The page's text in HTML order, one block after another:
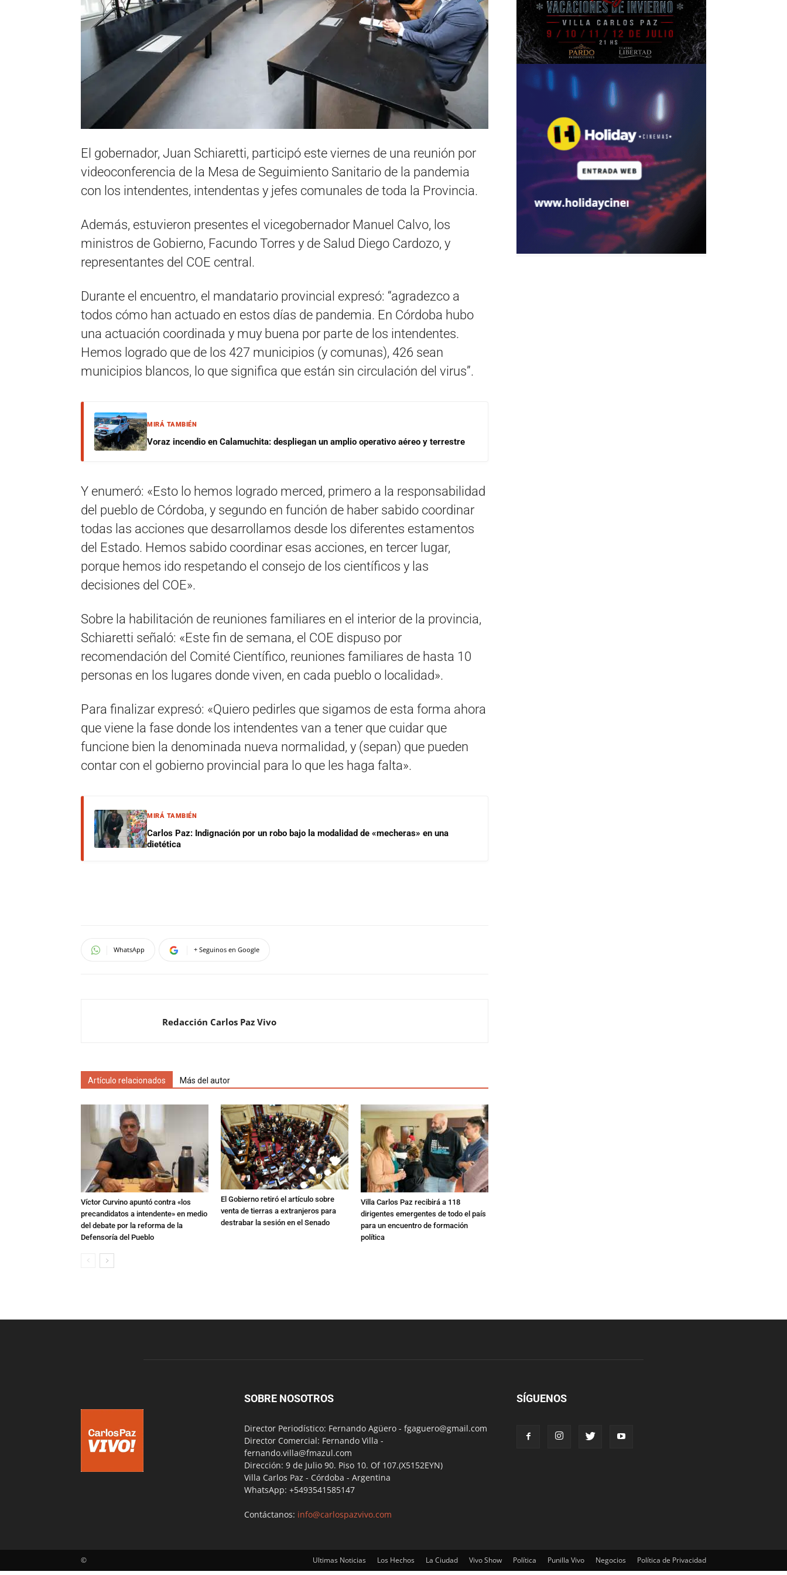
El gobernador, Juan Schiaretti, participó este viernes de una reunión por
videoconferencia de la Mesa de Seguimiento Sanitario de la pandemia
con los intendentes, intendentas y jefes comunales de toda la Provincia.
Además, estuvieron presentes el vicegobernador Manuel Calvo, los
ministros de Gobierno, Facundo Torres y de Salud Diego Cardozo, y
representantes del COE central.
Durante el encuentro, el mandatario provincial expresó: “agradezco a
todos cómo han actuado en estos días de pandemia. En Córdoba hubo
una actuación coordinada y muy buena por parte de los intendentes.
Hemos logrado que de los 427 municipios (y comunas), 426 sean
municipios blancos, lo que significa que están sin circulación del virus”.
MIRÁ TAMBIÉN
Voraz incendio en Calamuchita: despliegan un amplio operativo aéreo y terrestre
Y enumeró: «Esto lo hemos logrado merced, primero a la responsabilidad
del pueblo de Córdoba, y segundo en función de haber sabido coordinar
todas las acciones que desarrollamos desde los diferentes estamentos
del Estado. Hemos sabido coordinar esas acciones, en tercer lugar,
porque hemos ido respetando el consejo de los científicos y las
decisiones del COE».
Sobre la habilitación de reuniones familiares en el interior de la provincia,
Schiaretti señaló: «Este fin de semana, el COE dispuso por
recomendación del Comité Científico, reuniones familiares de hasta 10
personas en los lugares donde viven, en cada pueblo o localidad».
Para finalizar expresó: «Quiero pedirles que sigamos de esta forma ahora
que viene la fase donde los intendentes van a tener que cuidar que
funcione bien la denominada nueva normalidad, y (sepan) que pueden
contar con el gobierno provincial para lo que les haga falta».
MIRÁ TAMBIÉN
Carlos Paz: Indignación por un robo bajo la modalidad de «mecheras» en una
dietética
WhatsApp + Seguinos en Google
Redacción Carlos Paz Vivo
Artículo relacionados Más del autor
Víctor Curvino apuntó contra «los
precandidatos a intendente» en medio
del debate por la reforma de la
Defensoría del Pueblo
El Gobierno retiró el artículo sobre
venta de tierras a extranjeros para
destrabar la sesión en el Senado
Villa Carlos Paz recibirá a 118
dirigentes emergentes de todo el país
para un encuentro de formación
política
SOBRE NOSOTROS
Director Periodístico: Fernando Agüero - fgaguero@gmail.com
Director Comercial: Fernando Villa -
fernando.villa@fmazul.com
Dirección: 9 de Julio 90. Piso 10. Of 107.(X5152EYN)
Villa Carlos Paz - Córdoba - Argentina
WhatsApp: +5493541585147
Contáctanos: info@carlospazvivo.com
SÍGUENOS
Ultimas Noticias Los Hechos La Ciudad Vivo Show Política Punilla Vivo Negocios Política de Privacidad
©